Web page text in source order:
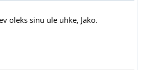
oleks sinu üle uhke, Jako.